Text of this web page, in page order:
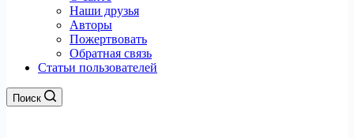
Наши друзья
Авторы
Пожертвовать
Обратная связь
Статьи пользователей
Поиск